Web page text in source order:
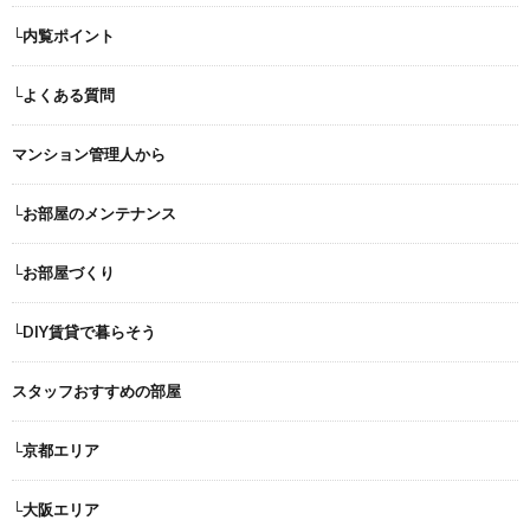
└内覧ポイント
└よくある質問
マンション管理人から
└お部屋のメンテナンス
└お部屋づくり
└DIY賃貸で暮らそう
スタッフおすすめの部屋
└京都エリア
└大阪エリア